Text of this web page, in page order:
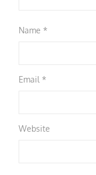
Name*
Email*
Website